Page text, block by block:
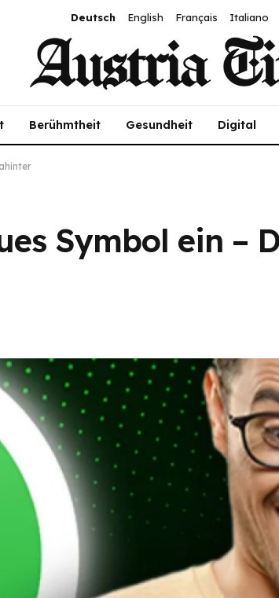
Deutsch English Français Italiano
Berühmtheit Gesundheit Digital
Symbol ein –